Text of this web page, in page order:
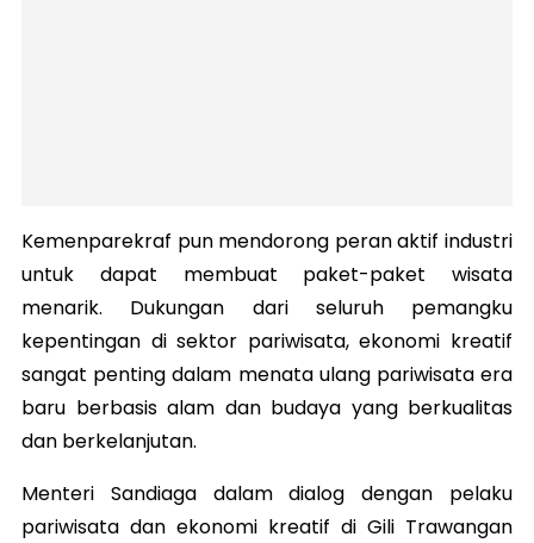
Kemenparekraf pun mendorong peran aktif industri
untuk dapat membuat paket-paket wisata
menarik. Dukungan dari seluruh pemangku
kepentingan di sektor pariwisata, ekonomi kreatif
sangat penting dalam menata ulang pariwisata era
baru berbasis alam dan budaya yang berkualitas
dan berkelanjutan.
Menteri Sandiaga dalam dialog dengan pelaku
pariwisata dan ekonomi kreatif di Gili Trawangan